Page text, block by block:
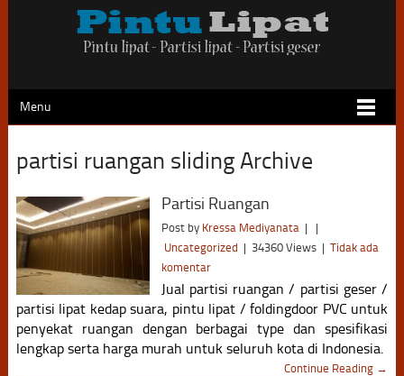
Menu
partisi ruangan sliding Archive
Partisi Ruangan
Post by Kressa Mediyanata |
|
Uncategorized | 34360 Views | Tidak ada
komentar
Jual partisi ruangan / partisi geser /
partisi lipat kedap suara, pintu lipat / foldingdoor PVC untuk
penyekat ruangan dengan berbagai type dan spesifikasi
lengkap serta harga murah untuk seluruh kota di Indonesia.
Continue Reading →